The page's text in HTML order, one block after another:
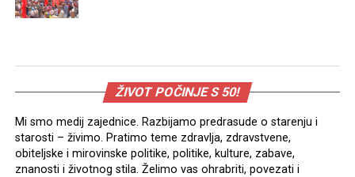
ŽIVOT POČINJE S 50!
Mi smo medij zajednice. Razbijamo predrasude o starenju i
starosti – živimo. Pratimo teme zdravlja, zdravstvene,
obiteljske i mirovinske politike, politike, kulture, zabave,
znanosti i životnog stila. Želimo vas ohrabriti, povezati i